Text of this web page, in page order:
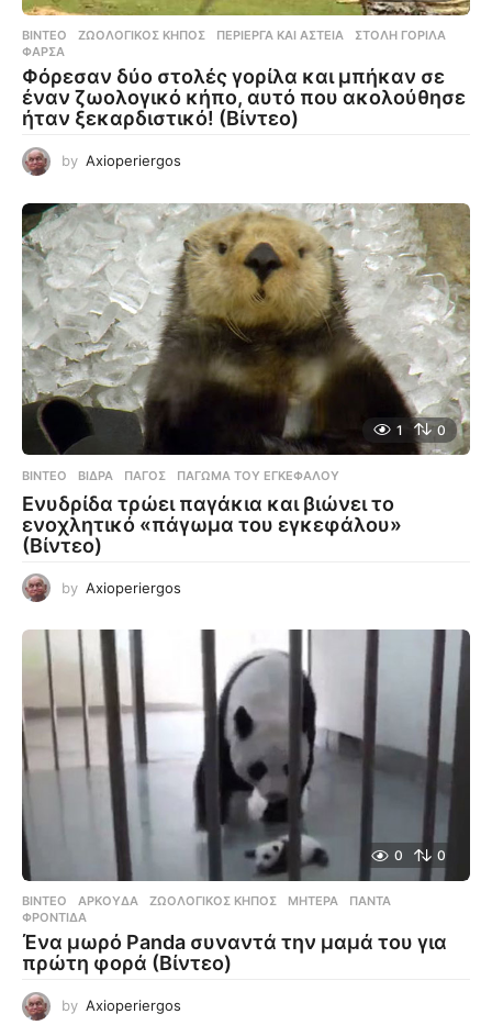
ΒΊΝΤΕΟ ΖΩΟΛΟΓΙΚΌΣ ΚΉΠΟΣ ,ΠΕΡΊΕΡΓΑ ΚΑΙ ΑΣΤΕΊΑ ,ΣΤΟΛΉ ΓΟΡΊΛΑ
ΦΆΡΣΑ
Φόρεσαν δύο στολές γορίλα και μπήκαν σε
έναν ζωολογικό κήπο, αυτό που ακολούθησε
ήταν ξεκαρδιστικό! (Βίντεο)
by Axioperiergos
1 0
ΒΊΝΤΕΟ ΒΊΔΡΑ ,ΠΆΓΟΣ ,ΠΆΓΩΜΑ ΤΟΥ ΕΓΚΕΦΆΛΟΥ
Ενυδρίδα τρώει παγάκια και βιώνει το
ενοχλητικό «πάγωμα του εγκεφάλου»
(Βίντεο)
by Axioperiergos
0 0
ΒΊΝΤΕΟ ΑΡΚΟΎΔΑ ,ΖΩΟΛΟΓΙΚΌΣ ΚΉΠΟΣ ,ΜΗΤΈΡΑ ,ΠΆΝΤΑ
ΦΡΟΝΤΊΔΑ
Ένα μωρό Panda συναντά την μαμά του για
πρώτη φορά (Βίντεο)
by Axioperiergos